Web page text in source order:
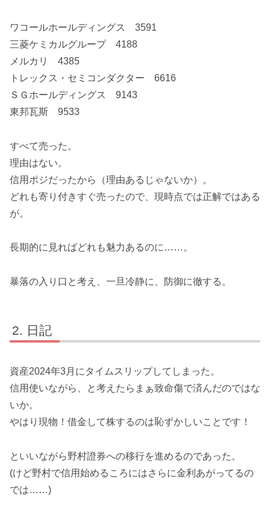
ワコールホールディングス 3591
三菱ケミカルグループ 4188
メルカリ 4385
トレックス・セミコンダクター 6616
ＳＧホールディングス 9143
東邦瓦斯 9533
すべて売った。
理由はない。
信用ポジだったから（理由あるじゃないか）。
どれも寄り付きすぐ売ったので、現時点では正解ではある
が。
長期的に見ればどれも魅力あるのに……。
暴落の入り口と考え、一旦冷静に、防御に徹する。
日記
資産2024年3月にタイムスリップしてしまった。
信用使いながら、と考えたらまぁ致命傷で済んだのではな
いか。
やはり現物！借金して株するのは恥ずかしいことです！
といいながら野村證券への移行を進めるのであった。
(けど野村で信用始めるころにはさらに金利あがってるの
では……)